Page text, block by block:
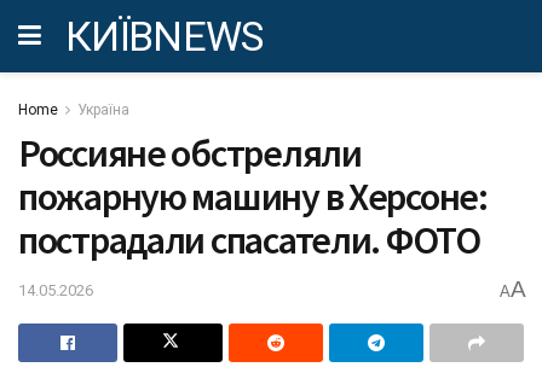
КИЇВNEWS
Home Україна
Россияне обстреляли
пожарную машину в Херсоне:
пострадали спасатели. ФОТО
14.05.2026 AA